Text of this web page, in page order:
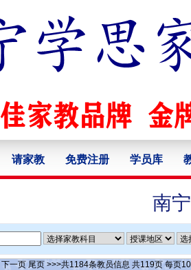
请家教 免费注册 学员库
南
下一页 尾页 >>>共1184条教员信息 共119页 每页10